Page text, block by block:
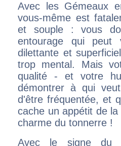
Avec les Gémeaux
vous-même est
et souple : vous
entourage qui
dilettante et
trop mental. Mais
qualité - et votre
démontrer à qui
d'être fréquentée, et
cache un appétit de
charme du tonnerre !
Avec le signe du